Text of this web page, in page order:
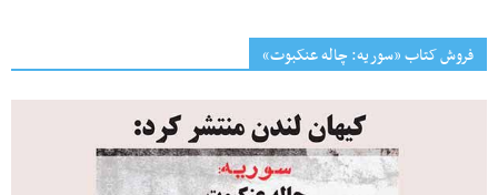
فروش کتاب «سوریه: چاله عنکبوت»